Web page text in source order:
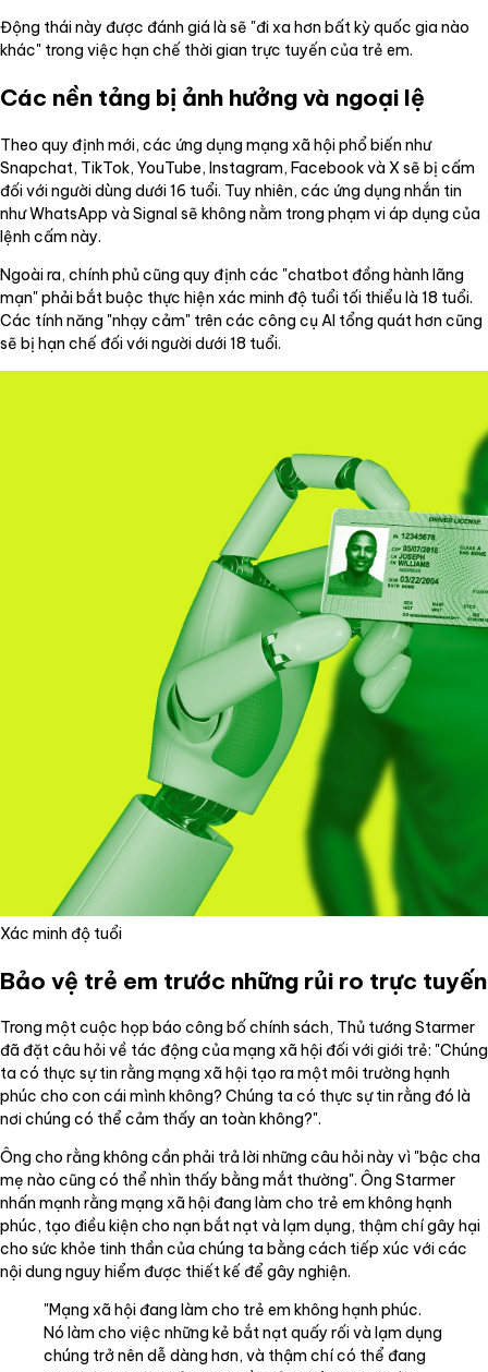
Động thái này được đánh giá là sẽ "đi xa hơn bất kỳ quốc gia nào
khác" trong việc hạn chế thời gian trực tuyến của trẻ em.
Các nền tảng bị ảnh hưởng và ngoại lệ
Theo quy định mới, các ứng dụng mạng xã hội phổ biến như
Snapchat, TikTok, YouTube, Instagram, Facebook và X sẽ bị cấm
đối với người dùng dưới 16 tuổi. Tuy nhiên, các ứng dụng nhắn tin
như WhatsApp và Signal sẽ không nằm trong phạm vi áp dụng của
lệnh cấm này.
Ngoài ra, chính phủ cũng quy định các "chatbot đồng hành lãng
mạn" phải bắt buộc thực hiện xác minh độ tuổi tối thiểu là 18 tuổi.
Các tính năng "nhạy cảm" trên các công cụ AI tổng quát hơn cũng
sẽ bị hạn chế đối với người dưới 18 tuổi.
Xác minh độ tuổi
Bảo vệ trẻ em trước những rủi ro trực tuyến
Trong một cuộc họp báo công bố chính sách, Thủ tướng Starmer
đã đặt câu hỏi về tác động của mạng xã hội đối với giới trẻ: "Chúng
ta có thực sự tin rằng mạng xã hội tạo ra một môi trường hạnh
phúc cho con cái mình không? Chúng ta có thực sự tin rằng đó là
nơi chúng có thể cảm thấy an toàn không?".
Ông cho rằng không cần phải trả lời những câu hỏi này vì "bậc cha
mẹ nào cũng có thể nhìn thấy bằng mắt thường". Ông Starmer
nhấn mạnh rằng mạng xã hội đang làm cho trẻ em không hạnh
phúc, tạo điều kiện cho nạn bắt nạt và lạm dụng, thậm chí gây hại
cho sức khỏe tinh thần của chúng ta bằng cách tiếp xúc với các
nội dung nguy hiểm được thiết kế để gây nghiện.
"Mạng xã hội đang làm cho trẻ em không hạnh phúc.
Nó làm cho việc những kẻ bắt nạt quấy rối và lạm dụng
chúng trở nên dễ dàng hơn, và thậm chí có thể đang